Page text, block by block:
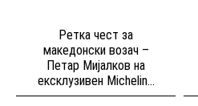
Ретка чест за
македонски возач –
Петар Мијалков на
ексклузивен Michelin...